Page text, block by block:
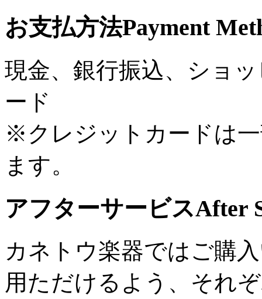
お支払方法Payment
現金、銀行振込、ショ
ード
※クレジットカードは
ます。
アフターサービスAfter
カネトウ楽器ではご購
用ただけるよう、それ